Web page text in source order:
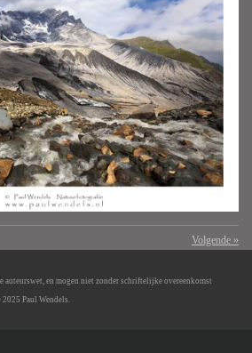
Volgende »
auteurswet, en mogen niet zonder schriftelijke overeenkomst
Paul Wendels.